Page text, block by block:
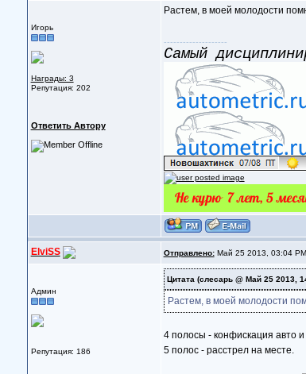
Игорь
Награды: 3
Репутация: 202
Ответить Автору
Растем, в моей молодости
--------------------
Самый
ElviSS Отправлено:Май 25 2013, 03:04 PM
Админ
Репутация: 186
Цитата (слесарь @ Май 25 2013,
Растем, в моей молодости
4 полосы - конфискация авто
5 полос - расстрел на месте.